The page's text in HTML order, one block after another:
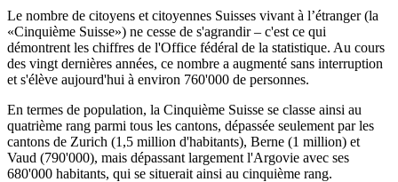
Le nombre de citoyens et citoyennes Suisses vivant à l’étranger (la
«Cinquième Suisse») ne cesse de s'agrandir – c'est ce qui
démontrent les chiffres de l'Office fédéral de la statistique. Au cours
des vingt dernières années, ce nombre a augmenté sans interruption
et s'élève aujourd'hui à environ 760'000 de personnes.
En termes de population, la Cinquième Suisse se classe ainsi au
quatrième rang parmi tous les cantons, dépassée seulement par les
cantons de Zurich (1,5 million d'habitants), Berne (1 million) et
Vaud (790'000), mais dépassant largement l'Argovie avec ses
680'000 habitants, qui se situerait ainsi au cinquième rang.